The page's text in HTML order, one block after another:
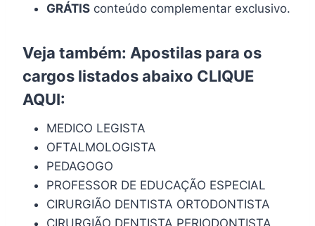
GRÁTIS conteúdo complementar exclusivo.
Veja também: Apostilas para os
cargos listados abaixo CLIQUE
AQUI:
MEDICO LEGISTA
OFTALMOLOGISTA
PEDAGOGO
PROFESSOR DE EDUCAÇÃO ESPECIAL
CIRURGIÃO DENTISTA ORTODONTISTA
CIRURGIÃO DENTISTA PERIODONTISTA